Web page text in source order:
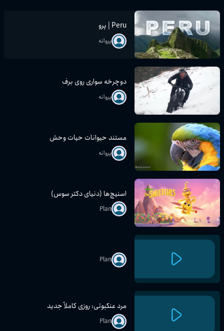
Peru | پرو
پروانه
دوچرخه سواری روی برف
پروانه
مستند حیوانات حیات وحش
پروانه
اسنیچ‌ها (دنیای دکتر سوس)
Plan
Plan
مرد عنکبوتی: روزی کاملاً جدید
Plan